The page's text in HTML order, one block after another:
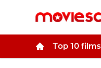
Top 10 films